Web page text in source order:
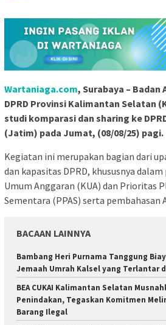
Wartaniaga.com, Surabaya –
DPRD Provinsi Kalimantan Selatan
studi komparasi dan sharing ke
(Jatim) pada Jumat, (08/08/25) pagi.
Kegiatan ini merupakan bagian dari
dan kapasitas DPRD, khususnya
Umum Anggaran (KUA) dan Prioritas
Sementara (PPAS) serta pembahasan
BACAAN LAINNYA
Bambang Heri Purnama Tanggung
Jemaah Umrah Kalsel yang Terlantar
BEA CUKAI Kalimantan Selatan
Penindakan, Tegaskan Komitmen
Barang Ilegal